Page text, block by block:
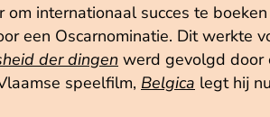
internationaal succes te
een Oscarnominatie. Dit werkte
der dingen werd gevolgd door
speelfilm, Belgica legt hij